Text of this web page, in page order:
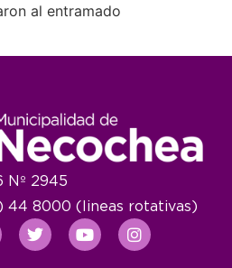
al entramado
Nº 2945
44 8000 (lineas rotativas)